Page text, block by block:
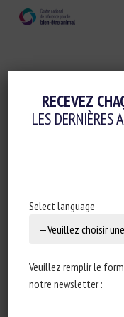
Initiatives en
ANIMAL
RECEVEZ
LES DERNIÈRES
Select language
Veuillez remplir le
notre newsletter :